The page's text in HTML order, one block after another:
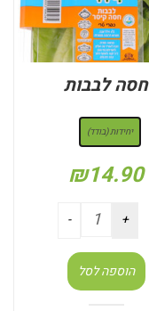
חסה לבבות
יחידות (בודד)
₪14.90
הוספה לסל